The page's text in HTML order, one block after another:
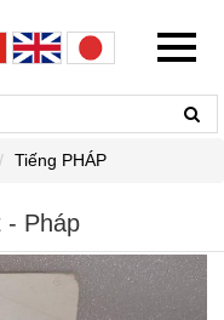
Tiếng PHÁP
- Pháp